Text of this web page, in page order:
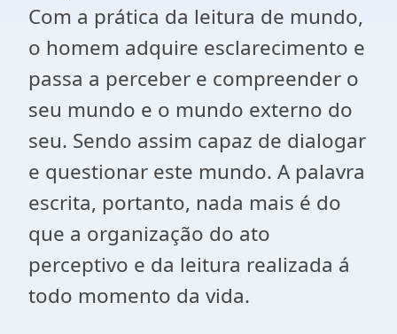
Com a prática da leitura de mundo,
o homem adquire esclarecimento e
passa a perceber e compreender o
seu mundo e o mundo externo do
seu. Sendo assim capaz de dialogar
e questionar este mundo. A palavra
escrita, portanto, nada mais é do
que a organização do ato
perceptivo e da leitura realizada á
todo momento da vida.